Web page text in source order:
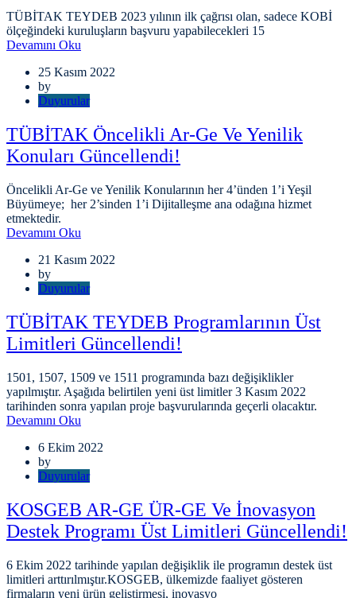
TÜBİTAK TEYDEB 2023 yılının ilk çağrısı olan, sadece KOBİ
ölçeğindeki kuruluşların başvuru yapabilecekleri 15
Devamını Oku
25 Kasım 2022
by
Duyurular
TÜBİTAK Öncelikli Ar-Ge Ve Yenilik
Konuları Güncellendi!
Öncelikli Ar-Ge ve Yenilik Konularının her 4’ünden 1’i Yeşil
Büyümeye; her 2’sinden 1’i Dijitalleşme ana odağına hizmet
etmektedir.
Devamını Oku
21 Kasım 2022
by
Duyurular
TÜBİTAK TEYDEB Programlarının Üst
Limitleri Güncellendi!
1501, 1507, 1509 ve 1511 programında bazı değişiklikler
yapılmıştır. Aşağıda belirtilen yeni üst limitler 3 Kasım 2022
tarihinden sonra yapılan proje başvurularında geçerli olacaktır.
Devamını Oku
6 Ekim 2022
by
Duyurular
KOSGEB AR-GE ÜR-GE Ve İnovasyon
Destek Programı Üst Limitleri Güncellendi!
6 Ekim 2022 tarihinde yapılan değişiklik ile programın destek üst
limitleri arttırılmıştır.KOSGEB, ülkemizde faaliyet gösteren
firmaların yeni ürün geliştirmesi, inovasyo